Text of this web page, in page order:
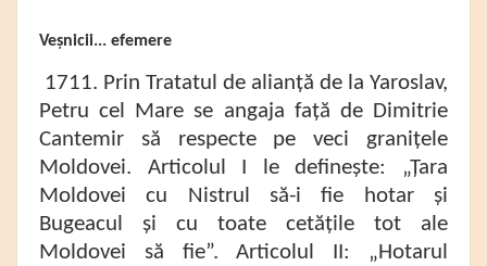
Veșnicii... efemere
1711. Prin Tratatul de alianță de la Yaroslav,
Petru cel Mare se angaja față de Dimitrie
Cantemir să respecte pe veci granițele
Moldovei. Articolul I le definește: „Țara
Moldovei cu Nistrul să-i fie hotar și
Bugeacul și cu toate cetățile tot ale
Moldovei să fie”. Articolul II: „Hotarul